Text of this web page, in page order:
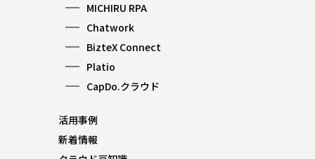
MICHIRU RPA
Chatwork
BizteX Connect
Platio
CapDo.クラウド
活用事例
新着情報